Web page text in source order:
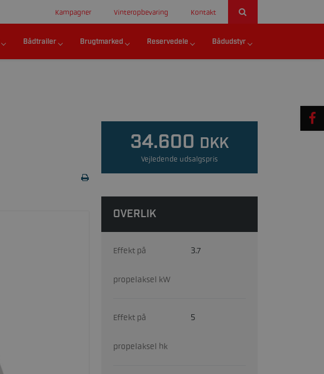
Kampagner Vinteropbevaring Kontakt
Bådtrailer Brugtmarked Reservedele Bådudstyr
34.600 DKK
Vejledende udsalgspris
OVERLIK
Effekt på
propelaksel kW
3.7
Effekt på
propelaksel hk
5